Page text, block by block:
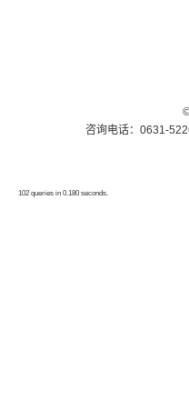
咨询电话：0631-
102 queries in 0.180 seconds.